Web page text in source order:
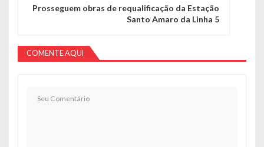
Prosseguem obras de requalificação da Estação
Santo Amaro da Linha 5
COMENTE AQUI